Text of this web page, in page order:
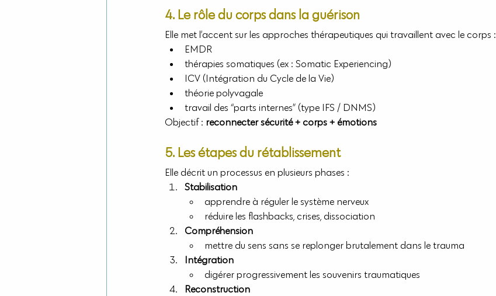
4. Le rôle du corps dans la guérison
Elle met l’accent sur les approches thérapeutiques qui travaillent avec le corps :
EMDR
thérapies somatiques (ex : Somatic Experiencing)
ICV (Intégration du Cycle de la Vie)
théorie polyvagale
travail des “parts internes” (type IFS / DNMS)
Objectif : reconnecter sécurité + corps + émotions
5. Les étapes du rétablissement
Elle décrit un processus en plusieurs phases :
Stabilisation
apprendre à réguler le système nerveux
réduire les flashbacks, crises, dissociation
Compréhension
mettre du sens sans se replonger brutalement dans le trauma
Intégration
digérer progressivement les souvenirs traumatiques
Reconstruction